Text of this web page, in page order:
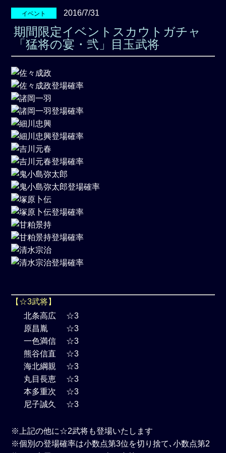
イベント 2016/7/31
期間限定イベントスカウトガチャ
「猛将の宴・弐」目玉武将
【☆3武将】
北条高広 ☆3
原昌胤 ☆3
一色満信 ☆3
熊谷信直 ☆3
海北綱親 ☆3
丸目長恵 ☆3
本多重次 ☆3
尼子誠久 ☆3
※上記の他に☆2武将も登場いたします
※個別の登場確率は小数点第3位を切り捨て､小数点第2